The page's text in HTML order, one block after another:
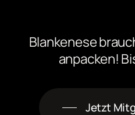
Blankenese
anpacken!
Jetzt